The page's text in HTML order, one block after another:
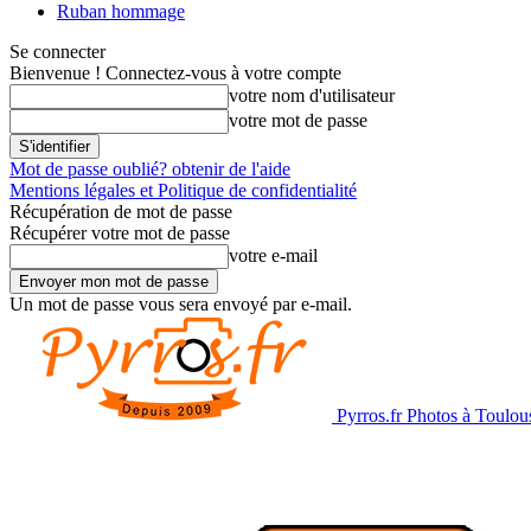
Ruban hommage
Se connecter
Bienvenue ! Connectez-vous à votre compte
votre nom d'utilisateur
votre mot de passe
Mot de passe oublié? obtenir de l'aide
Mentions légales et Politique de confidentialité
Récupération de mot de passe
Récupérer votre mot de passe
votre e-mail
Un mot de passe vous sera envoyé par e-mail.
Pyrros.fr Photos à